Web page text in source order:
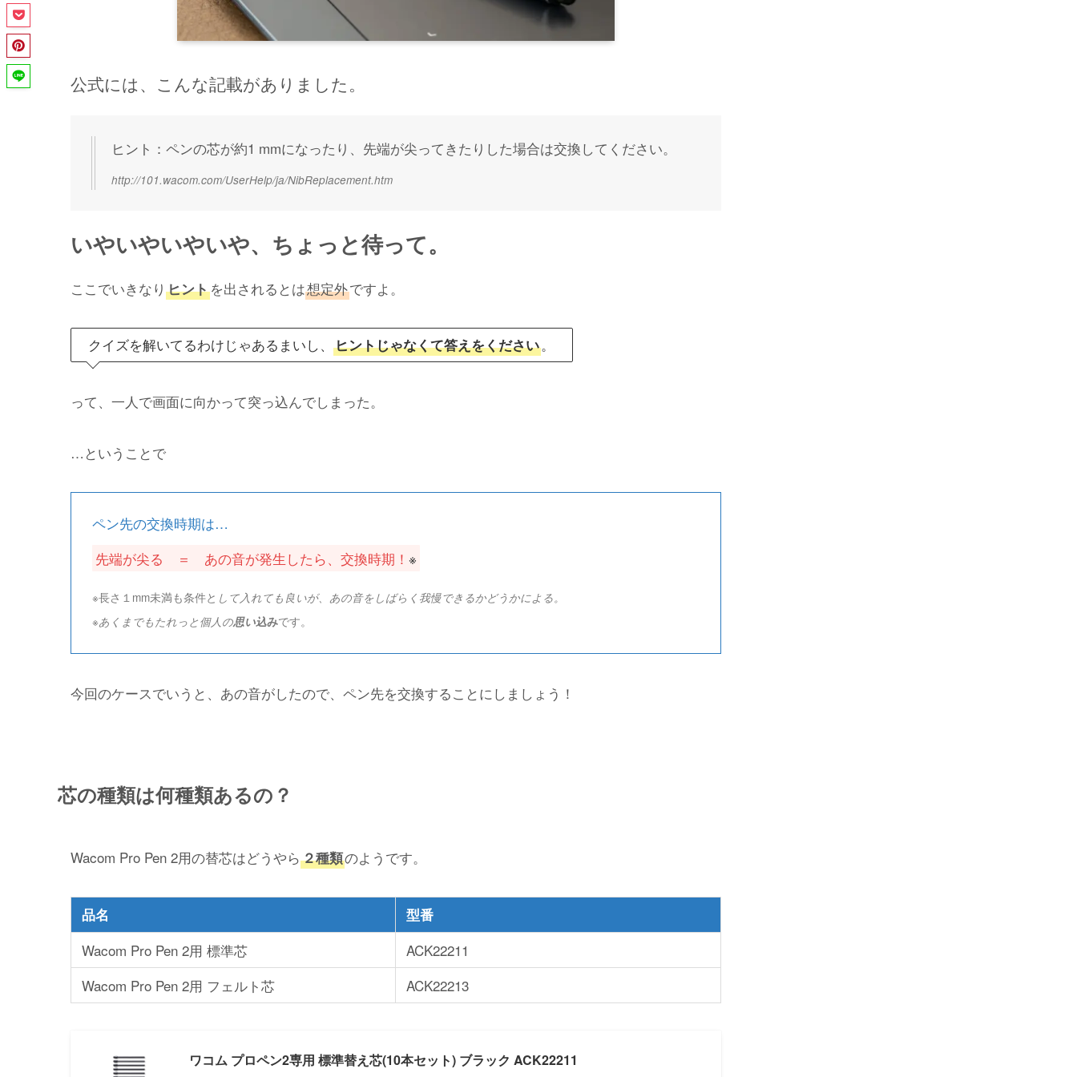
公式には、こんな記載がありました。
ヒント：ペンの芯が約1 mmになったり、先端が尖ってきたりした場合は交換してください。
http://101.wacom.com/UserHelp/ja/NibReplacement.htm
いやいやいやいや、ちょっと待って。
ここでいきなり ヒントを出されるとは想定外ですよ。
クイズを解いてるわけじゃあるまいし、ヒントじゃなくて答えをください。
って、一人で画面に向かって突っ込んでしまった。
…ということで
ペン先の交換時期は…
先端が尖る ＝ あの音が発生したら、交換時期！ ※
※長さ１mm未満も条件と して入れても良いが、あの音をしばらく我慢できるかどうかによる。
※あくまでもたれっと個人の思い込みです。
今回のケースでいうと、あの音がしたので、ペン先を交換することにしましょう！
芯の種類は何種類あるの？
Wacom Pro Pen 2用の替芯はどうやら２種類のようです。
品名 型番
Wacom Pro Pen 2用 標準芯
ACK22211
Wacom Pro Pen 2用 フェルト芯
ACK22213
ワコム プロペン2専用 標準替え芯(10本セット) ブラック ACK22211